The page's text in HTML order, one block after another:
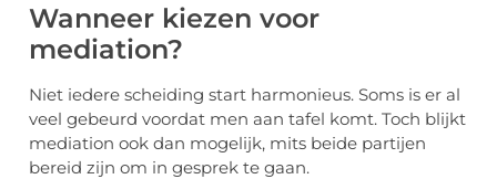
Wanneer kiezen voor
mediation?
Niet iedere scheiding start harmonieus. Soms is er al
veel gebeurd voordat men aan tafel komt. Toch blijkt
mediation ook dan mogelijk, mits beide partijen
bereid zijn om in gesprek te gaan.